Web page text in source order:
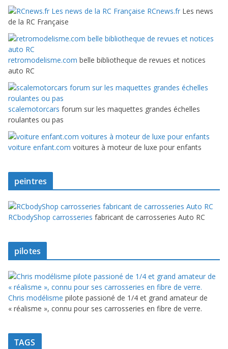
RCnews.fr Les news
de la RC Française
retromodelisme.com belle bibliotheque de revues et notices
auto RC
scalemotorcars forum sur les maquettes grandes échelles
roulantes ou pas
voiture enfant.com voitures à moteur de luxe pour enfants
peintres
RCbodyShop carrosseries fabricant de carrosseries Auto RC
pilotes
Chris modélisme pilote passioné de 1/4 et grand amateur de
« réalisme », connu pour ses carrosseries en fibre de verre.
TAGS